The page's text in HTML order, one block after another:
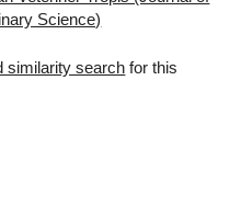
Science)
similarity search for this